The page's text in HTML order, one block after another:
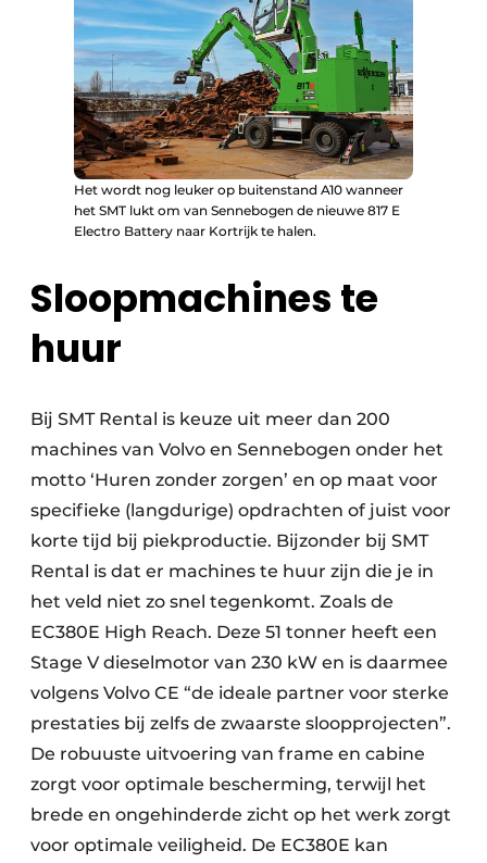
Het wordt nog leuker op buitenstand A10 wanneer
het SMT lukt om van Sennebogen de nieuwe 817 E
Electro Battery naar Kortrijk te halen.
Sloopmachines te
huur
Bij SMT Rental is keuze uit meer dan 200
machines van Volvo en Sennebogen onder het
motto ‘Huren zonder zorgen’ en op maat voor
specifieke (langdurige) opdrachten of juist voor
korte tijd bij piekproductie. Bijzonder bij SMT
Rental is dat er machines te huur zijn die je in
het veld niet zo snel tegenkomt. Zoals de
EC380E High Reach. Deze 51 tonner heeft een
Stage V dieselmotor van 230 kW en is daarmee
volgens Volvo CE “de ideale partner voor sterke
prestaties bij zelfs de zwaarste sloopprojecten”.
De robuuste uitvoering van frame en cabine
zorgt voor optimale bescherming, terwijl het
brede en ongehinderde zicht op het werk zorgt
voor optimale veiligheid. De EC380E kan